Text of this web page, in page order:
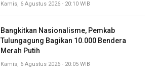
Kamis, 6 Agustus 2026 - 20:10 WIB
Bangkitkan Nasionalisme, Pemkab
Tulungagung Bagikan 10.000 Bendera
Merah Putih
Kamis, 6 Agustus 2026 - 20:05 WIB